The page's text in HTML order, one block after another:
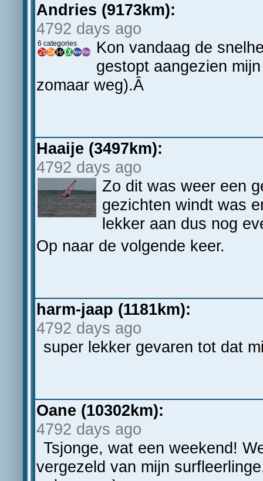
Andries (9173km):
4792 days ago
6 categories
Kon vandaag de
gestopt aangezien
zomaar weg).Â
Haaije (3497km):
4792 days ago
Zo dit was weer een
gezichten windt was
lekker aan dus nog
Op naar de volgende keer.
harm-jaap (1181km):
4792 days ago
super lekker gevaren tot dat
Oane (10302km):
4792 days ago
Tsjonge, wat een weekend!
vergezeld van mijn